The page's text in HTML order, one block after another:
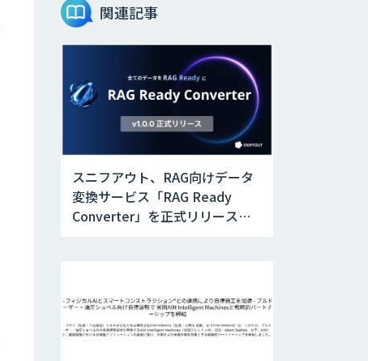
関連記事
スニフアウト、RAG向けデータ
変換サービス「RAG Ready
Converter」を正式リリース。